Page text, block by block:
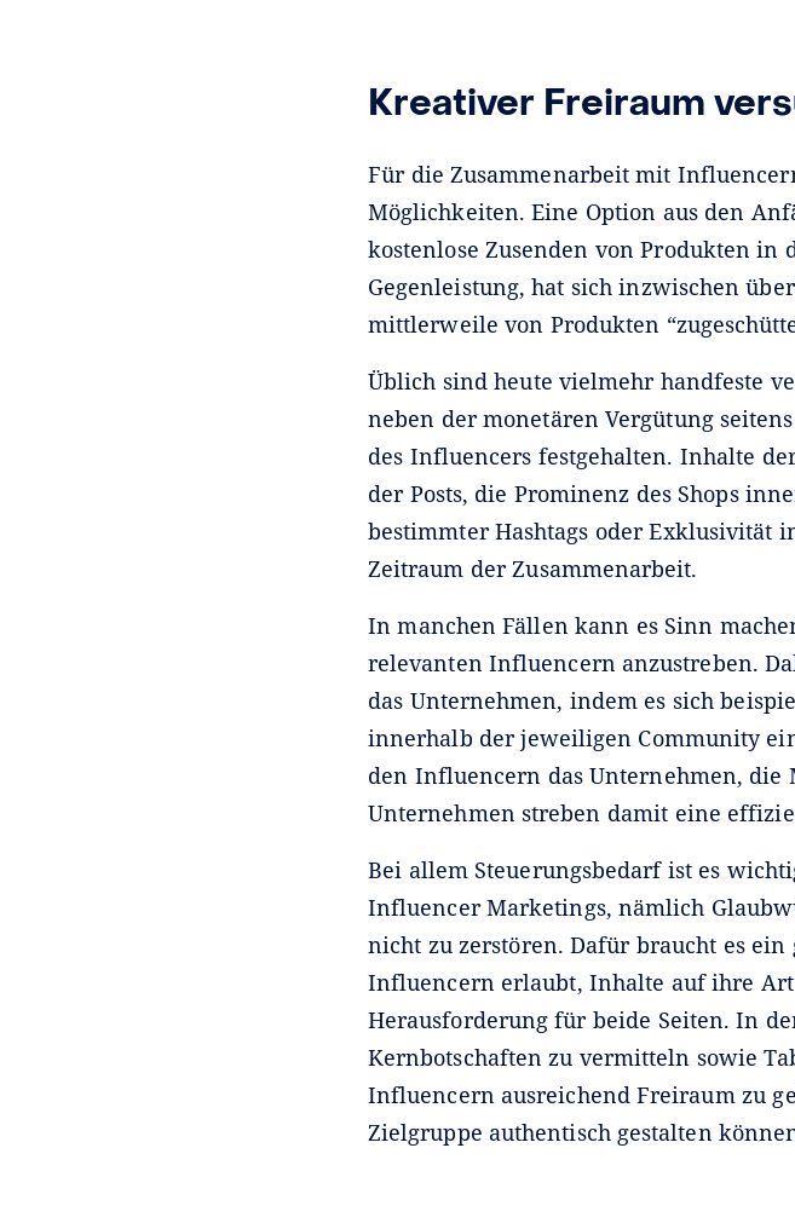
Kreativer Freiraum
Für die Zusammenarbeit mit
Möglichkeiten. Eine Option aus den
kostenlose Zusenden von Produkten
Gegenleistung, hat sich inzwischen
mittlerweile von Produkten
Üblich sind heute vielmehr handfeste
neben der monetären Vergütung
des Influencers festgehalten. Inhalte
der Posts, die Prominenz des Shops
bestimmter Hashtags oder Exklusivität
Zeitraum der Zusammenarbeit.
In manchen Fällen kann es Sinn
relevanten Influencern anzustreben.
das Unternehmen, indem es sich
innerhalb der jeweiligen Community
den Influencern das Unternehmen, die
Unternehmen streben damit eine
Bei allem Steuerungsbedarf ist es
Influencer Marketings, nämlich
nicht zu zerstören. Dafür braucht es
Influencern erlaubt, Inhalte auf ihre Art
Herausforderung für beide Seiten. In
Kernbotschaften zu vermitteln sowie
Influencern ausreichend Freiraum zu
Zielgruppe authentisch gestalten